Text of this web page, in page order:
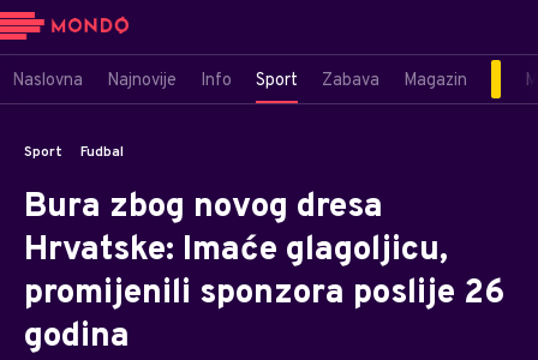
Naslovna Najnovije Info Sport Zabava Magazin
Sport Fudbal
Bura zbog novog dresa
Hrvatske: Imaće glagoljicu,
promijenili sponzora poslije 26
godina